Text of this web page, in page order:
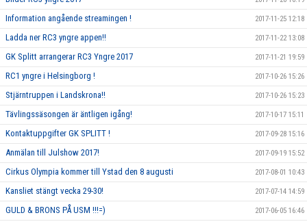
Information angående streamingen ! 2017-11-25 12:18
Ladda ner RC3 yngre appen!! 2017-11-22 13:08
GK Splitt arrangerar RC3 Yngre 2017 2017-11-21 19:59
RC1 yngre i Helsingborg ! 2017-10-26 15:26
Stjärntruppen i Landskrona!! 2017-10-26 15:23
Tävlingssäsongen är äntligen igång! 2017-10-17 15:11
Kontaktuppgifter GK SPLITT ! 2017-09-28 15:16
Anmälan till Julshow 2017! 2017-09-19 15:52
Cirkus Olympia kommer till Ystad den 8 augusti 2017-08-01 10:43
Kansliet stängt vecka 29-30! 2017-07-14 14:59
GULD & BRONS PÅ USM !!!=) 2017-06-05 16:46